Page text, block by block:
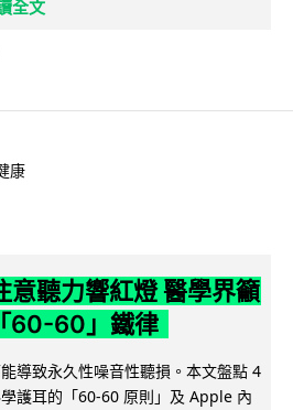
全文
康
聽力響紅燈 醫學界籲
60-60」鐵律
導致永久性噪音性聽損。本文盤點 4
護耳的「60-60 原則」及 Apple 內